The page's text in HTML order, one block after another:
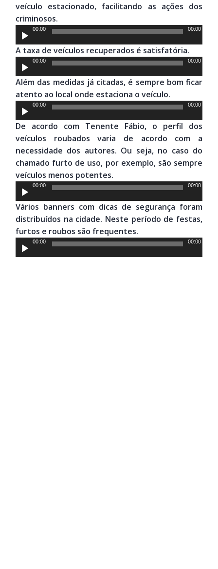
veículo estacionado, facilitando as ações dos
criminosos.
Tocador
de
áudio
00:00 00:00
A taxa de veículos recuperados é satisfatória.
Tocador
de
áudio
00:00 00:00
Além das medidas já citadas, é sempre bom ficar
atento ao local onde estaciona o veículo.
Tocador
de
áudio
00:00 00:00
De acordo com Tenente Fábio, o perfil dos
veículos roubados varia de acordo com a
necessidade dos autores. Ou seja, no caso do
chamado furto de uso, por exemplo, são sempre
veículos menos potentes.
Tocador
de
áudio
00:00 00:00
Vários banners com dicas de segurança foram
distribuídos na cidade. Neste período de festas,
furtos e roubos são frequentes.
Tocador
de
00:00 00:00